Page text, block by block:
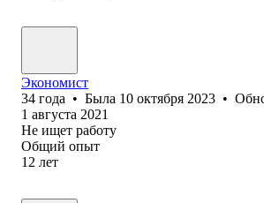
Экономист
34 года • Была 10 октября 2023 •
1 августа 2021
Не ищет работу
Общий опыт
12 лет